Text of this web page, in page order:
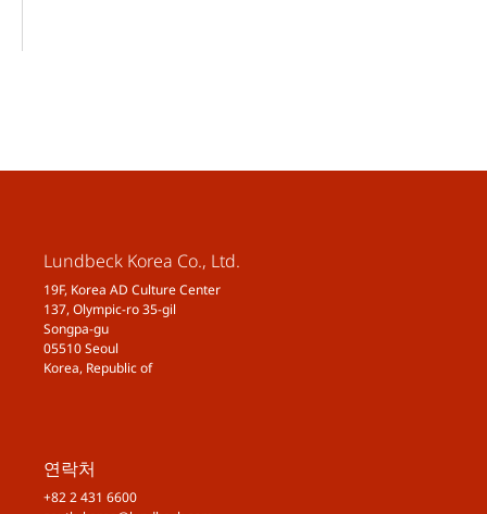
Lundbeck Korea Co., Ltd.
19F, Korea AD Culture Center
137, Olympic-ro 35-gil
Songpa-gu
05510 Seoul
Korea, Republic of
연락처
+82 2 431 6600